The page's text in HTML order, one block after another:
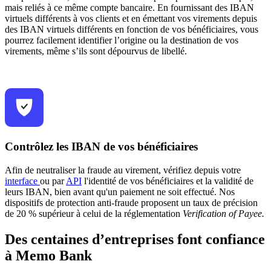
mais reliés à ce même compte bancaire. En fournissant des IBAN
virtuels différents à vos clients et en émettant vos virements depuis
des IBAN virtuels différents en fonction de vos bénéficiaires, vous
pourrez facilement identifier l’origine ou la destination de vos
virements, même s’ils sont dépourvus de libellé.
Contrôlez les IBAN de vos bénéficiaires
Afin de neutraliser la fraude au virement, vérifiez depuis votre
interface ou parAPI l'identité de vos bénéficiaires et la validité de
leurs IBAN, bien avant qu'un paiement ne soit effectué. Nos
dispositifs de protection anti-fraude proposent un taux de précision
de 20 % supérieur à celui de la réglementation Verification of Payee.
Des centaines d’entreprises font confiance
à Memo Bank